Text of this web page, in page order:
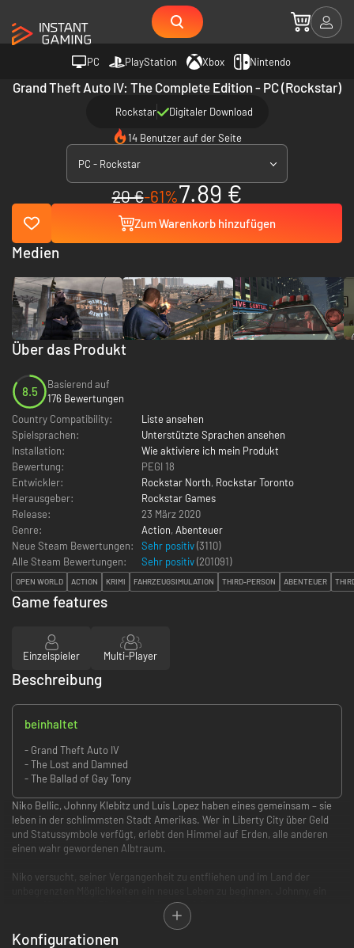
PC PlayStation Xbox Nintendo
Grand Theft Auto IV: The Complete Edition - PC (Rockstar)
Rockstar Digitaler Download
14 Benutzer auf der Seite
PC - Rockstar
20 €-61%7.89 €
Zum Warenkorb hinzufügen
Über das Produkt
8.5
Basierend auf
176 Bewertungen
Country Compatibility:
Liste ansehen
Spielsprachen:
Unterstützte Sprachen ansehen
Installation:
Wie aktiviere ich mein Produkt
Bewertung:
PEGI 18
Entwickler:
Rockstar North, Rockstar Toronto
Herausgeber:
Rockstar Games
Release:
23 März 2020
Genre:
Action, Abenteuer
Neue Steam Bewertungen:
Sehr positiv(3110)
Alle Steam Bewertungen:
Sehr positiv(201091)
OPEN WORLD ACTION KRIMI FAHRZEUGSIMULATION THIRD-PERSON ABENTEUER
Medien
Game features
Einzelspieler Multi-Player
Beschreibung
beinhaltet
- Grand Theft Auto IV
- The Lost and Damned
- The Ballad of Gay Tony
Niko Bellic, Johnny Klebitz und Luis Lopez haben eines gemeinsam – sie
leben in der schlimmsten Stadt Amerikas. Wer in Liberty City über Geld
und Statussymbole verfügt, erlebt den Himmel auf Erden, alle anderen
einen wahr gewordenen Albtraum.
Niko versucht, seiner Vergangenheit zu entfliehen und im Land der
treues Mitglied der Biker-Gang „The Lost“, findet sich inmitten eines
erbitterten Revierkampfes mit rivalisierenden Gangs wieder. Luis,
Teilzeit-Ganove und Vollzeit-Assistent des legendären Nachtclub-
Konfigurationen